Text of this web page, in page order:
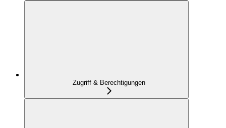
Zugriff & Berechtigungen